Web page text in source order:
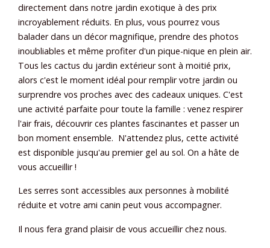
directement dans notre jardin exotique à des prix
incroyablement réduits. En plus, vous pourrez vous
balader dans un décor magnifique, prendre des photos
inoubliables et même profiter d'un pique-nique en plein air.
Tous les cactus du jardin extérieur sont à moitié prix,
alors c'est le moment idéal pour remplir votre jardin ou
surprendre vos proches avec des cadeaux uniques. C'est
une activité parfaite pour toute la famille : venez respirer
l'air frais, découvrir ces plantes fascinantes et passer un
bon moment ensemble. N'attendez plus, cette activité
est disponible jusqu'au premier gel au sol. On a hâte de
vous accueillir !
Les serres sont accessibles aux personnes à mobilité
réduite et votre ami canin peut vous accompagner.
Il nous fera grand plaisir de vous accueillir chez nous.